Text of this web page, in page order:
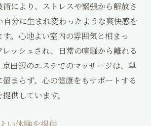
により、ストレスや緊張から解放さ
分に生まれ変わったような爽快感を
。心地よい室内の雰囲気と相まっ
ッシュされ、日常の喧騒から離れる
田辺のエステでのマッサージは、単
まらず、心の健康をもサポートする
供しています。